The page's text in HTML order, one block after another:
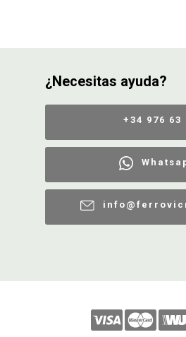
¿Necesitas ayuda?
+34 976 63